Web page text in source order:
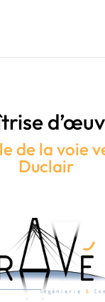
de la voie
Duclair